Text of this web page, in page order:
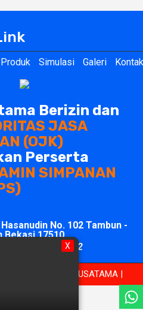
Produk Simulasi Galeri Kontak
Berizin dan
JASA
(OJK)
Perserta
SIMPANAN
No. 102 Tambun -
Bekasi 17510
0851-1751-1812
X
| BPR PRIMA NUSATAMA |